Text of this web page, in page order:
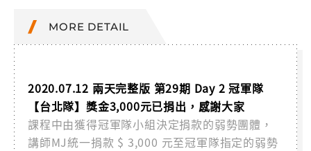
MORE DETAIL
2020.07.12 兩天完整版 第29期 Day 2 冠軍隊
【台北隊】獎金3,000元已捐出，感謝大家
課程中由獲得冠軍隊小組決定捐款的弱勢團體，
講師MJ統一捐款 $ 3,000 元至冠軍隊指定的弱勢